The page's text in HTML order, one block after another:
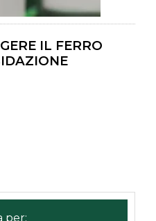
IL FERRO